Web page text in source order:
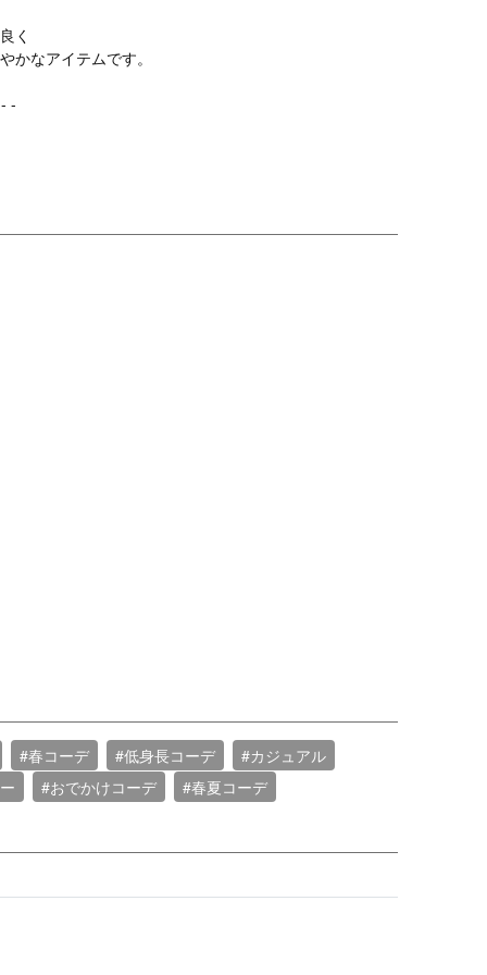
く
かなアイテムです。
-
#春コーデ #低身長コーデ
#カジュアル
#おでかけコーデ #春夏コーデ